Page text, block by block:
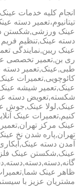
انجام کلیه خدمات
تیتانیوم،تعمیر دسته
عینک ورزشی,شکستن
دسته عینک,تنظیم
عینک ریبن,نمایندگی
ری بن,تعمیر تخصصی
طبی,عینک,تعمیر دسته
کائوچویی,تعمیرات
عینک,تعمیر شیشه
شکسته,تعویض دسته
عینک,لولا عینک,جوش
کنیم,تعمیرات عینک
عینک مرکز
تهران,پاره شدن نخ
آمدن دسته
عینک,شکستن عینک
ظاهر عینک
مشتریان عزیز با